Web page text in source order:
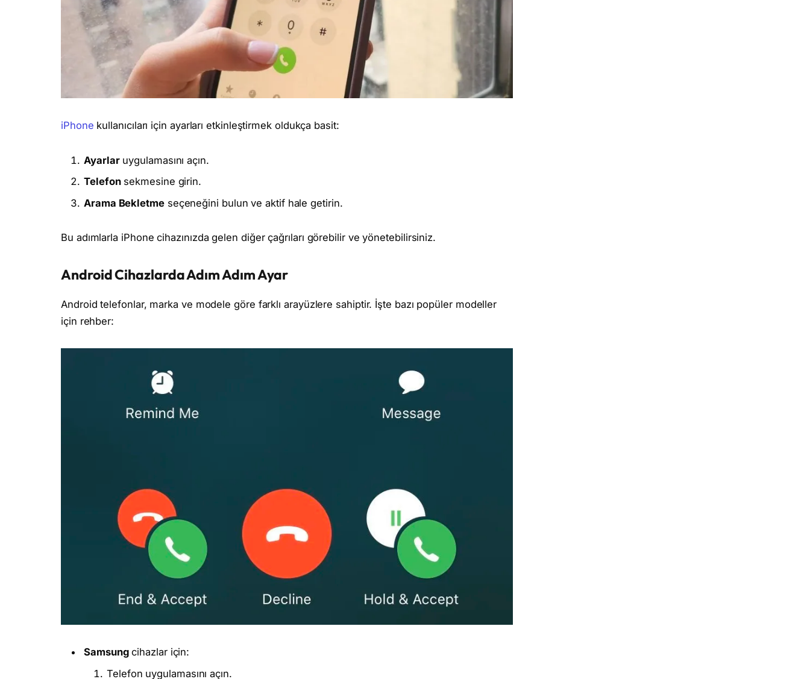
iPhone kullanıcıları için ayarları etkinleştirmek oldukça basit:
Ayarlaruygulamasını açın.
Telefonsekmesine girin.
Arama Bekletmeseçeneğini bulun ve aktif hale getirin.
Bu adımlarla iPhone cihazınızda gelen diğer çağrıları görebilir ve yönetebilirsiniz.
Android Cihazlarda Adım Adım Ayar
Android telefonlar, marka ve modele göre farklı arayüzlere sahiptir. İşte bazı popüler modeller
için rehber:
Samsungcihazlar için:
Telefon uygulamasını açın.